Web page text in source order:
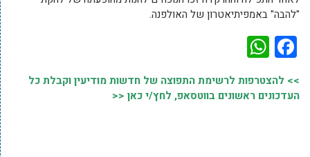
"להבה" באמפיתיאטרון של האולפנה.
Facebook
>> להצטרפות לרשימת התפוצה של חדשות מודיעין וקבלת כל
העדכונים ראשונים בווטסאפ, לחץ/י כאן <<